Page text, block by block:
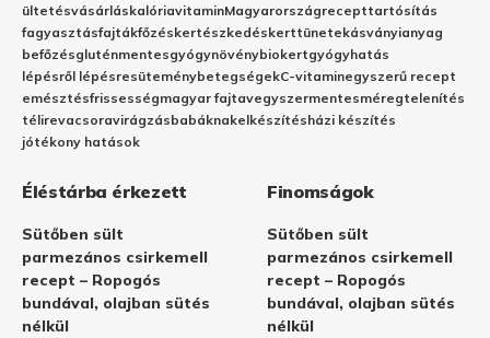
ültetésvásárláskalóriavitaminMagyarországrecepttartósítás
fagyasztásfajtákfőzéskertészkedéskerttünetekásványianyag
befőzésgluténmentesgyógynövénybiokertgyógyhatás
lépésről lépésresüteménybetegségekC-vitaminegyszerű recept
emésztésfrissességmagyar fajtavegyszermentesméregtelenítés
télirevacsoravirágzásbabáknakelkészítésházi készítés
jótékony hatások
Éléstárba érkezett
Sütőben sült
parmezános csirkemell
recept – Ropogós
bundával, olajban sütés
nélkül
Finomságok
Sütőben sült
parmezános csirkemell
recept – Ropogós
bundával, olajban sütés
nélkül